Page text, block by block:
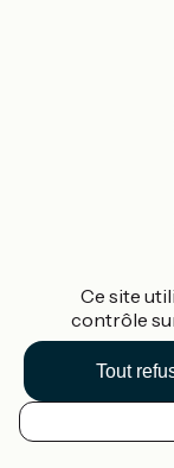
FR
Je
Recevez le
boîte mail
Mon adresse
Conditions
Accueil Vélo Pro
Contact
Mentions légales
Ce site
contrôle
Tout